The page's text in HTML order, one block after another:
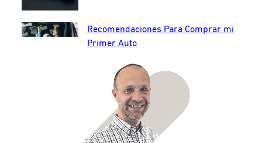
Recomendaciones Para Comprar mi
Primer Auto